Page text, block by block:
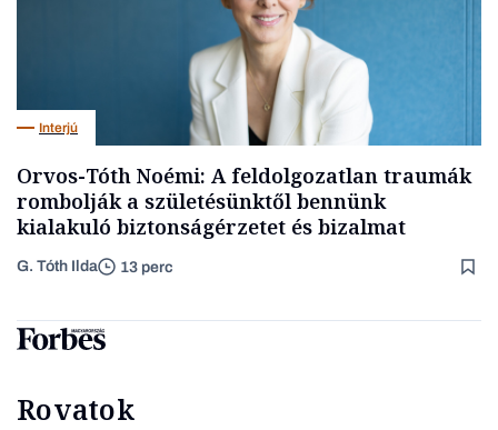
Interjú
Orvos-Tóth Noémi: A feldolgozatlan traumák
rombolják a születésünktől bennünk
kialakuló biztonságérzetet és bizalmat
G. Tóth Ilda 13 perc
Rovatok